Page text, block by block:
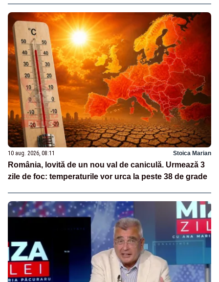
10 aug. 2026, 08:11 Stoica Marian
România, lovită de un nou val de caniculă. Urmează 3
zile de foc: temperaturile vor urca la peste 38 de grade